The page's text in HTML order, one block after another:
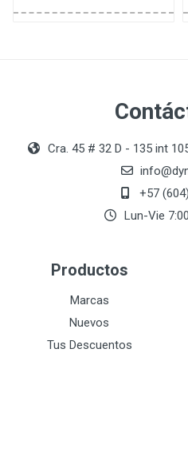
Cra. 45 # 32 D - 135 int
+57
Lun-Vie
Productos
Marcas
Nuevos
Tus Descuentos